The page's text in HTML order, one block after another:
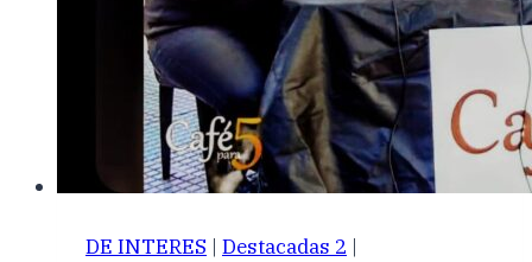
DE INTERES | Destacadas 2 |